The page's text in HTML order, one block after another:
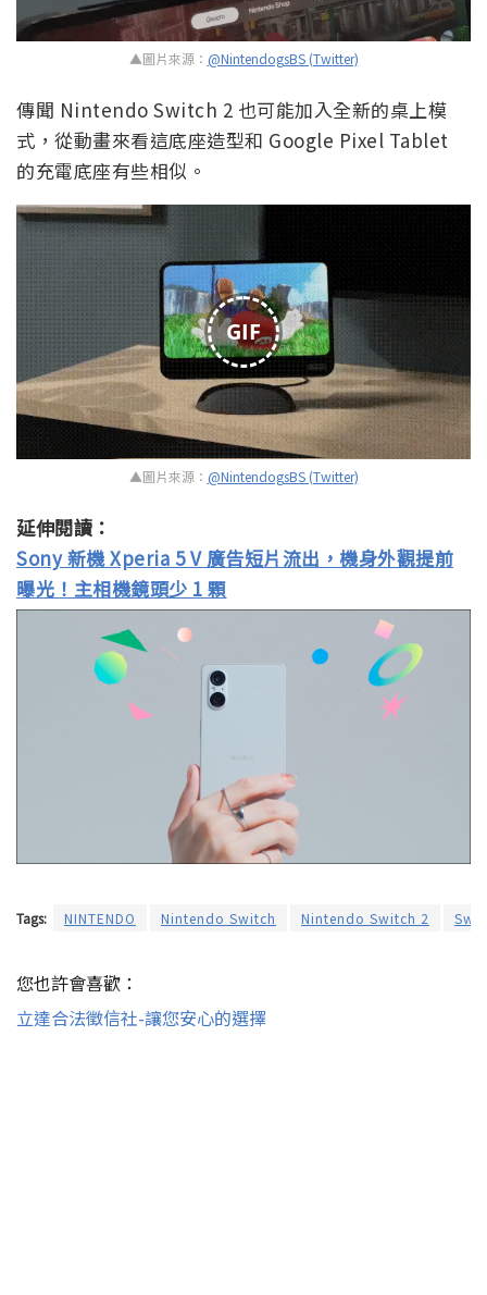
▲圖片來源： @NintendogsBS (Twitter)
傳聞 Nintendo Switch 2 也可能加入全新的桌上模
式，從動畫來看這底座造型和 Google Pixel Tablet
的充電底座有些相似。
GIF
▲圖片來源： @NintendogsBS (Twitter)
延伸閱讀：
Sony 新機 Xperia 5 V 廣告短片流出，機身外觀提前
曝光！主相機鏡頭少 1 顆
Tags: NINTENDO Nintendo Switch Nintendo Switch 2
您也許會喜歡：
立達合法徵信社-讓您安心的選擇